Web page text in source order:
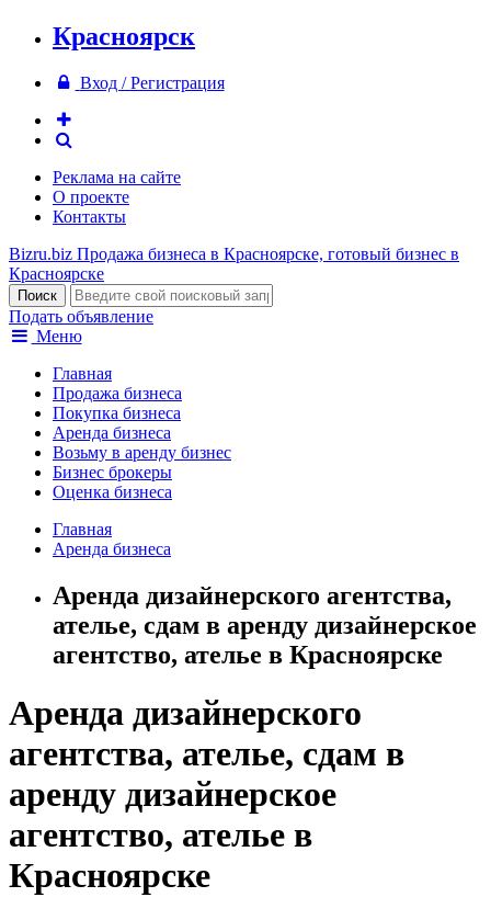
Красноярск
Вход / Регистрация
Реклама на сайте
О проекте
Контакты
Bizru.biz Продажа бизнеса в Красноярске, готовый бизнес в
Красноярске
Подать объявление
Меню
Главная
Продажа бизнеса
Покупка бизнеса
Аренда бизнеса
Возьму в аренду бизнес
Бизнес брокеры
Оценка бизнеса
Главная
Аренда бизнеса
Аренда дизайнерского агентства,
ателье, сдам в аренду дизайнерское
агентство, ателье в Красноярске
Аренда дизайнерского
агентства, ателье, сдам в
аренду дизайнерское
агентство, ателье в
Красноярске